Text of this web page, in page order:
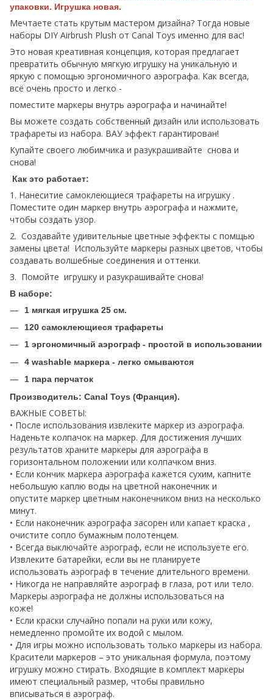
упаковки. Игрушка новая.
Мечтаете стать крутым мастером дизайна? Тогда новые
наборы DIY Airbrush Plush от Canal Toys именно для вас!
Это новая креативная концепция, которая предлагает
превратить обычную мягкую игрушку на уникальную и
яркую с помощью эргономичного аэрографа. Как всегда,
всё очень просто и легко -
поместите маркеры внутрь аэрографа и начинайте!
Вы можете создать собственный дизайн или использовать
трафареты из набора. ВАУ эффект гарантирован!
Купайте своего любимчика и разукрашивайте снова и
снова!
Как это работает:
1. Нанеситие самоклеющиеся трафареты на игрушку .
Поместите один маркер внутрь аэрографа и нажмите,
чтобы создать узор.
2. Создавайте удивительные цветные эффекты с помщью
замены цвета! Используйте маркеры разных цветов, чтобы
создавать волшебные соединения и оттенки.
3. Помойте игрушку и разукрашивайте снова!
В наборе:
1 мягкая игрушка 25 см.
120 самоклеющиеся трафареты
1 эргономичный аэрограф - простой в использовании
4 washable маркера - легко смываются
1 пара перчаток
Производитель: Canal Toys (Франция).
ВАЖНЫЕ СОВЕТЫ:
• После использования извлеките маркер из аэрографа.
Наденьте колпачок на маркер. Для достижения лучших
результатов храните маркеры для аэрографа в
горизонтальном положении или колпачком вниз.
• Если кончик маркера аэрографа кажется сухим, капните
небольшую каплю воды на цветной наконечник и
опустите маркер цветным наконечником вниз на несколько
минут.
• Если наконечник аэрографа засорен или капает краска ,
очистите сопло бумажным полотенцем.
• Всегда выключайте аэрограф, если не используете его.
Извлеките батарейки, если вы не планируете
использовать аэрограф в течение длительного времени.
• Никогда не направляйте аэрограф в глаза, рот или тело.
Маркеры аэрографа не должны использоваться на
коже!
• Если краски случайно попали на руки или кожу,
немедленно промойте их водой с мылом.
• Для игры можно использовать только маркеры из набора.
Красители маркеров – это уникальная формула, поэтому
игрушку можно стирать. Входящие в комплект маркеры
имеют специальный размер, чтобы правильно
вписываться в аэрограф.